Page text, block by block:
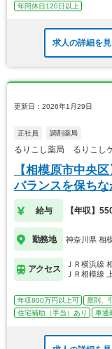
年間休日120日以上
求人の詳細を
更新日：2026年1月29日
正社員 調剤薬局
るりこし薬局 るりこし
【相模原市中央
バランスを保ちな
給与 【年収】
勤務地 神奈川県 相
アクセス
ＪＲ横浜線
ＪＲ相模線
年収800万円以上可 原則、
住宅補助（手当）あり
車通